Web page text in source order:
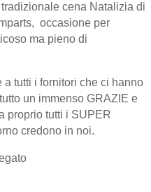
cena Natalizia di
occasione per
ma pieno di
tutti i fornitori che ci hanno
un immenso GRAZIE e
proprio tutti i SUPER
credono in noi.